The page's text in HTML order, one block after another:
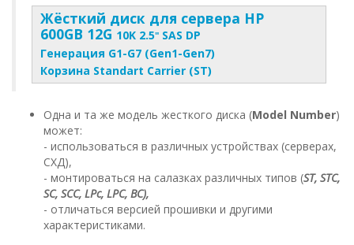
Жёсткий диск для сервера HP
600GB 12G 10K 2.5" SAS DP
Генерация G1-G7 (Gen1-Gen7)
Корзина Standart Carrier (ST)
Одна и та же модель жесткого диска (Model Number)
может:
- использоваться в различных устройствах (серверах,
СХД),
- монтироваться на салазках различных типов (ST, STC,
SC, SCC, LPc, LPC, BC),
- отличаться версией прошивки и другими
характеристиками.